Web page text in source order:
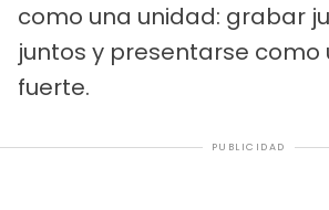
como una unidad: grabar
juntos y presentarse como
fuerte.
PUBLICIDAD